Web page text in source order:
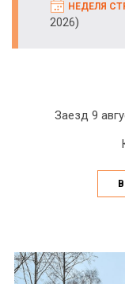
НЕДЕЛЯ
2026)
Заезд 9